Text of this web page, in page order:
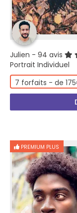
Julien - 94 avis
Portrait Individuel
7 forfaits - de
PREMIUM PLUS